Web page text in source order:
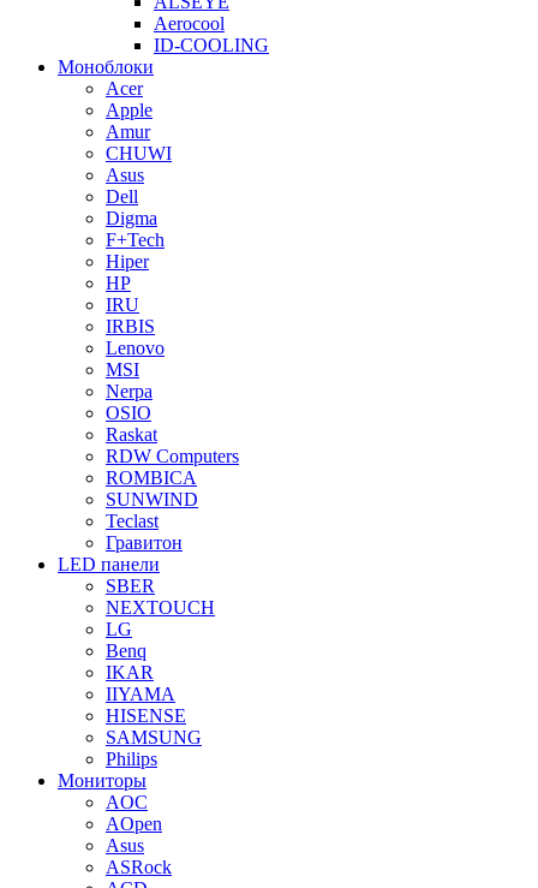
Aerocool
ID-COOLING
Моноблоки
Acer
Apple
Amur
CHUWI
Asus
Dell
Digma
F+Tech
Hiper
HP
IRU
IRBIS
Lenovo
MSI
Nerpa
OSIO
Raskat
RDW Computers
ROMBICA
SUNWIND
Teclast
Гравитон
LED панели
SBER
NEXTOUCH
LG
Benq
IKAR
IIYAMA
HISENSE
SAMSUNG
Philips
Мониторы
AOC
AOpen
Asus
ASRock